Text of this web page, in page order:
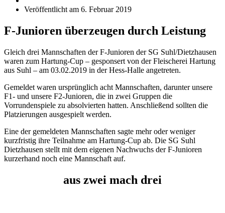
Veröffentlicht am 6. Februar 2019
F-Junioren überzeugen durch Leistung
Gleich drei Mannschaften der F-Junioren der SG Suhl/Dietzhausen
waren zum Hartung-Cup – gesponsert von der Fleischerei Hartung
aus Suhl – am 03.02.2019 in der Hess-Halle angetreten.
Gemeldet waren ursprünglich acht Mannschaften, darunter unsere
F1- und unsere F2-Junioren, die in zwei Gruppen die
Vorrundenspiele zu absolvierten hatten. Anschließend sollten die
Platzierungen ausgespielt werden.
Eine der gemeldeten Mannschaften sagte mehr oder weniger
kurzfristig ihre Teilnahme am Hartung-Cup ab. Die SG Suhl
Dietzhausen stellt mit dem eigenen Nachwuchs der F-Junioren
kurzerhand noch eine Mannschaft auf.
aus zwei mach drei